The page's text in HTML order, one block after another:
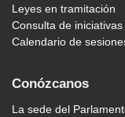
Leyes en tramitación
Consulta de iniciativas
Calendario de
Conózcanos
La sede del